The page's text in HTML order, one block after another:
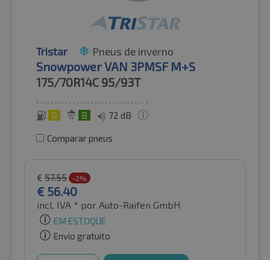
Tristar Pneus de inverno
Snowpower VAN 3PMSF M+S
175/70R14C 95/93T
D B 72 dB
Comparar pneus
€ 57.55 -2%
€ 56.40
incl. IVA * por Auto-Raifen GmbH
EM ESTOQUE
Envio gratuito